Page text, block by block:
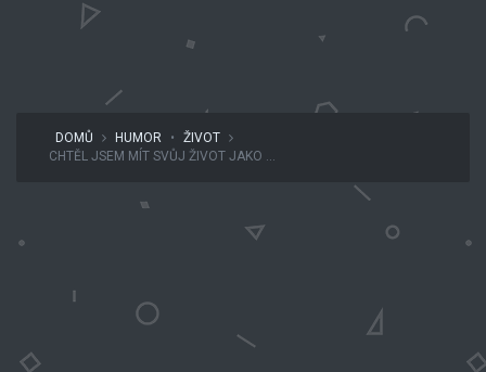
DOMŮ HUMOR •
ŽIVOT
CHTĚL JSEM MÍT SVŮJ ŽIVOT JAKO ...